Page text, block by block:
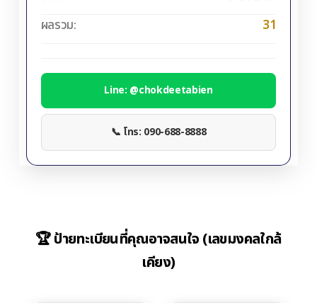
ผลรวม:
31
Line: @chokdeetabien
📞 โทร: 090-688-8888
🏆 ป้ายทะเบียนที่คุณอาจสนใจ (เลขมงคลใกล้
เคียง)